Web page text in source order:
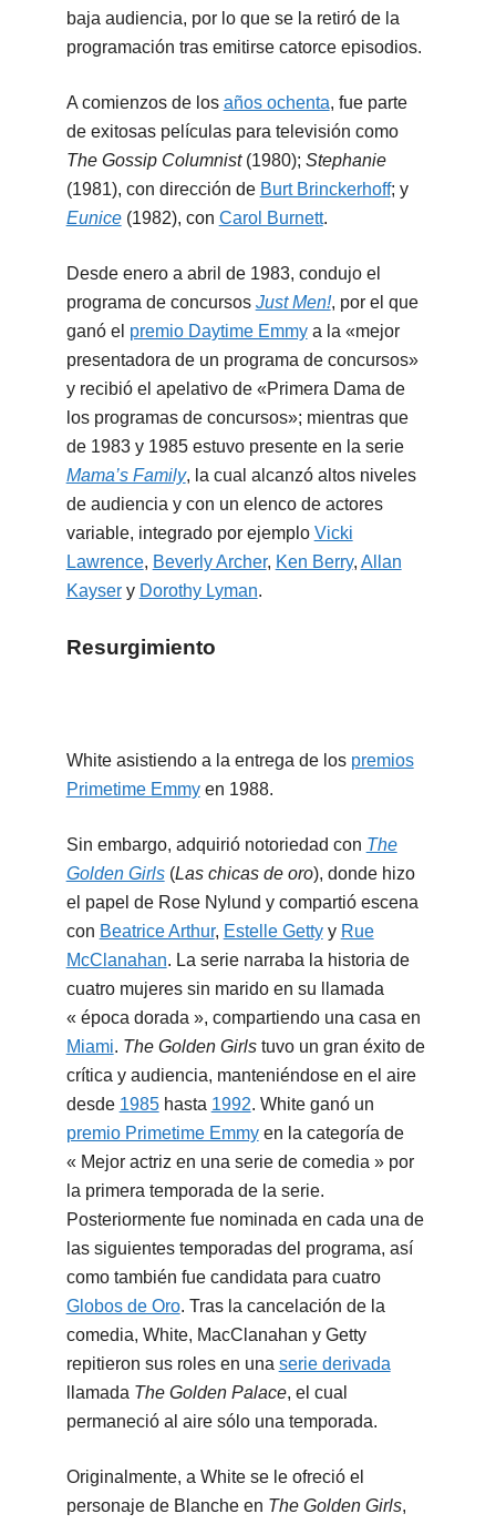
baja audiencia, por lo que se la retiró de la
programación tras emitirse catorce episodios.
A comienzos de los años ochenta, fue parte
de exitosas películas para televisión como
The Gossip Columnist(1980); Stephanie
(1981), con dirección de Burt Brinckerhoff; y
Eunice(1982), con Carol Burnett.
Desde enero a abril de 1983, condujo el
programa de concursos Just Men!, por el que
ganó el premio Daytime Emmya la «mejor
presentadora de un programa de concursos»
y recibió el apelativo de «Primera Dama de
los programas de concursos»; mientras que
de 1983 y 1985 estuvo presente en la serie
Mama’s Family, la cual alcanzó altos niveles
de audiencia y con un elenco de actores
variable, integrado por ejemplo Vicki
Lawrence, Beverly Archer, Ken Berry, Allan
Kaysery Dorothy Lyman.
Resurgimiento
White asistiendo a la entrega de los premios
Primetime Emmyen 1988.
Sin embargo, adquirió notoriedad con The
Golden Girls(Las chicas de oro), donde hizo
el papel de Rose Nylund y compartió escena
con Beatrice Arthur, Estelle Gettyy Rue
McClanahan. La serie narraba la historia de
cuatro mujeres sin marido en su llamada
« época dorada », compartiendo una casa en
Miami. The Golden Girlstuvo un gran éxito de
crítica y audiencia, manteniéndose en el aire
desde 1985hasta 1992. White ganó un
premio Primetime Emmyen la categoría de
« Mejor actriz en una serie de comedia » por
la primera temporada de la serie.
Posteriormente fue nominada en cada una de
las siguientes temporadas del programa, así
como también fue candidata para cuatro
Globos de Oro. Tras la cancelación de la
comedia, White, MacClanahan y Getty
repitieron sus roles en una serie derivada
llamada The Golden Palace, el cual
permaneció al aire sólo una temporada.
Originalmente, a White se le ofreció el
personaje de Blanche en The Golden Girls,